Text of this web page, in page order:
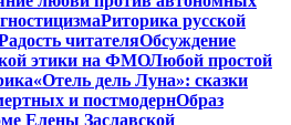
Риторика русской
читателяОбсуждение
этики на ФМОЛюбой простой
«Отель дель Луна»: сказки
и постмодернОбраз
Елены Заславской